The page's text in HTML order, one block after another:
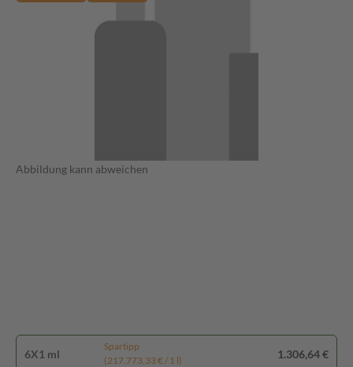
Abbildung kann abweichen
6X1 ml
Spartipp
(217.773,33 € / 1 l)
1.306,64 €